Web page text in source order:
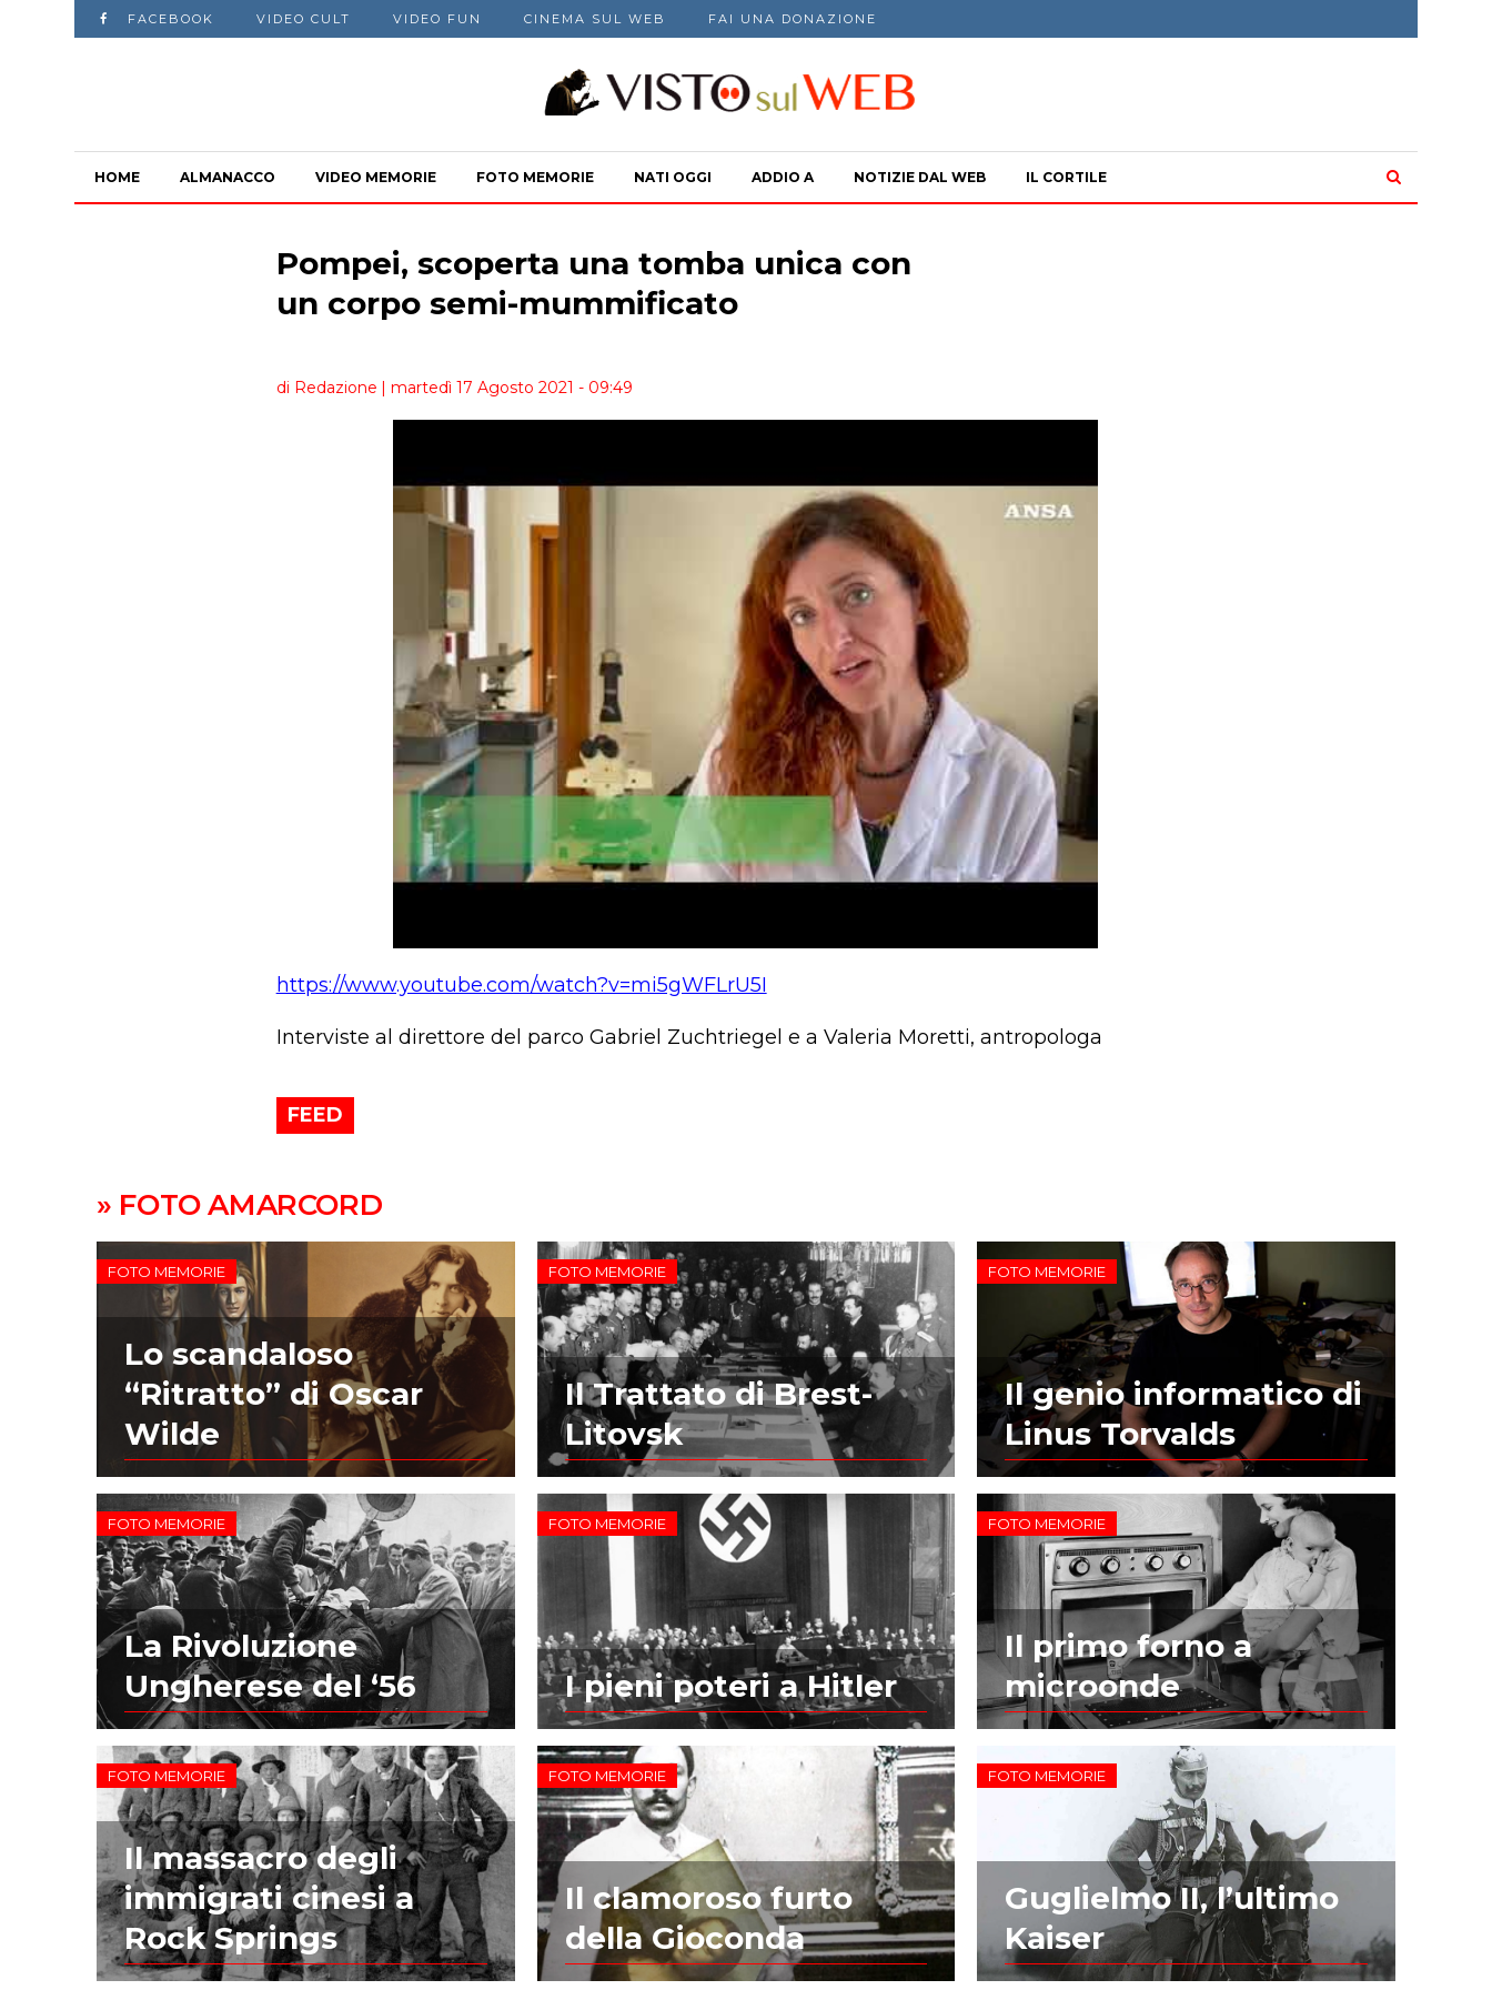
FACEBOOK VIDEO CULT VIDEO FUN CINEMA SUL WEB FAI UNA DONAZIONE
HOME ALMANACCO VIDEO MEMORIE FOTO MEMORIE NATI OGGI ADDIO A NOTIZIE DAL WEB IL CORTILE
Pompei, scoperta una tomba unica con
un corpo semi-mummificato
di Redazione | martedì 17 Agosto 2021 - 09:49
https://www.youtube.com/watch?v=mi5gWFLrU5I
Interviste al direttore del parco Gabriel Zuchtriegel e a Valeria Moretti, antropologa
FEED
» FOTO AMARCORD
FOTO MEMORIE
Lo scandaloso
“Ritratto” di Oscar
Wilde
FOTO MEMORIE
Il Trattato di Brest-
Litovsk
FOTO MEMORIE
Il genio informatico di
Linus Torvalds
FOTO MEMORIE
La Rivoluzione
Ungherese del ‘56
FOTO MEMORIE
I pieni poteri a Hitler
FOTO MEMORIE
Il primo forno a
microonde
FOTO MEMORIE
Il massacro degli
immigrati cinesi a
Rock Springs
FOTO MEMORIE
Il clamoroso furto
della Gioconda
FOTO MEMORIE
Guglielmo II, l’ultimo
Kaiser